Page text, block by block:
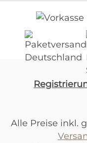
Alle Preise inkl.